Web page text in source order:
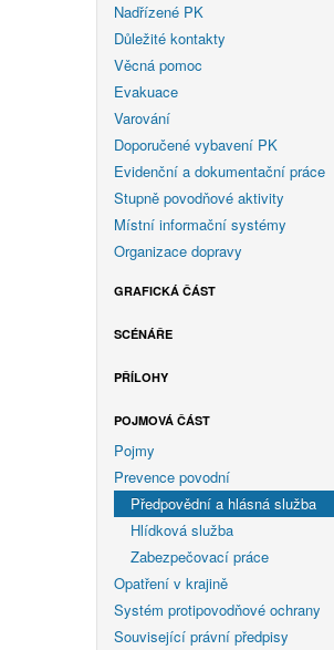
Nadřízené PK
Důležité kontakty
Věcná pomoc
Evakuace
Varování
Doporučené vybavení PK
Evidenční a dokumentační práce
Stupně povodňové aktivity
Místní informační systémy
Organizace dopravy
GRAFICKÁ ČÁST
SCÉNÁŘE
PŘÍLOHY
POJMOVÁ ČÁST
Pojmy
Prevence povodní
Předpovědní a hlásná služba
Hlídková služba
Zabezpečovací práce
Opatření v krajině
Systém protipovodňové ochrany
Související právní předpisy